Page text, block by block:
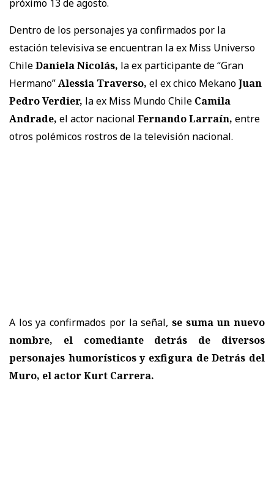
próximo 13 de agosto.
Dentro de los personajes ya confirmados por la
estación televisiva se encuentran la ex Miss Universo
ChileDaniela Nicolás, la ex participante de “Gran
Hermano”Alessia Traverso, el ex chico MekanoJuan
Pedro Verdier, la ex Miss Mundo Chile Camila
Andrade, el actor nacional Fernando Larraín, entre
otros polémicos rostros de la televisión nacional.
A los ya confirmados por la señal, se suma un nuevo
nombre, el comediante detrás de diversos
personajes humorísticos y exfigura de Detrás del
Muro, el actor Kurt Carrera.